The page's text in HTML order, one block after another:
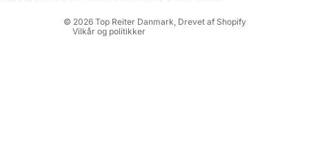
© 2026 Top Reiter Danmark, Drevet af Shopify
Vilkår og politikker